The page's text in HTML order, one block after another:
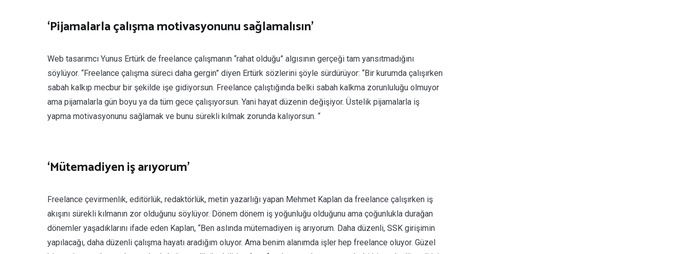
‘Pijamalarla çalışma motivasyonunu sağlamalısın’
Web tasarımcı Yunus Ertürk de freelance çalışmanın “rahat olduğu” algısının gerçeği tam yansıtmadığını
söylüyor. “Freelance çalışma süreci daha gergin” diyen Ertürk sözlerini şöyle sürdürüyor: “Bir kurumda çalışırken
sabah kalkıp mecbur bir şekilde işe gidiyorsun. Freelance çalıştığında belki sabah kalkma zorunluluğu olmuyor
ama pijamalarla gün boyu ya da tüm gece çalışıyorsun. Yani hayat düzenin değişiyor. Üstelik pijamalarla iş
yapma motivasyonunu sağlamak ve bunu sürekli kılmak zorunda kalıyorsun. “
‘Mütemadiyen iş arıyorum’
Freelance çevirmenlik, editörlük, redaktörlük, metin yazarlığı yapan Mehmet Kaplan da freelance çalışırken iş
akışını sürekli kılmanın zor olduğunu söylüyor. Dönem dönem iş yoğunluğu olduğunu ama çoğunlukla durağan
dönemler yaşadıklarını ifade eden Kaplan, “Ben aslında mütemadiyen iş arıyorum. Daha düzenli, SSK girişimin
yapılacağı, daha düzenli çalışma hayatı aradığım oluyor. Ama benim alanımda işler hep freelance oluyor. Güzel